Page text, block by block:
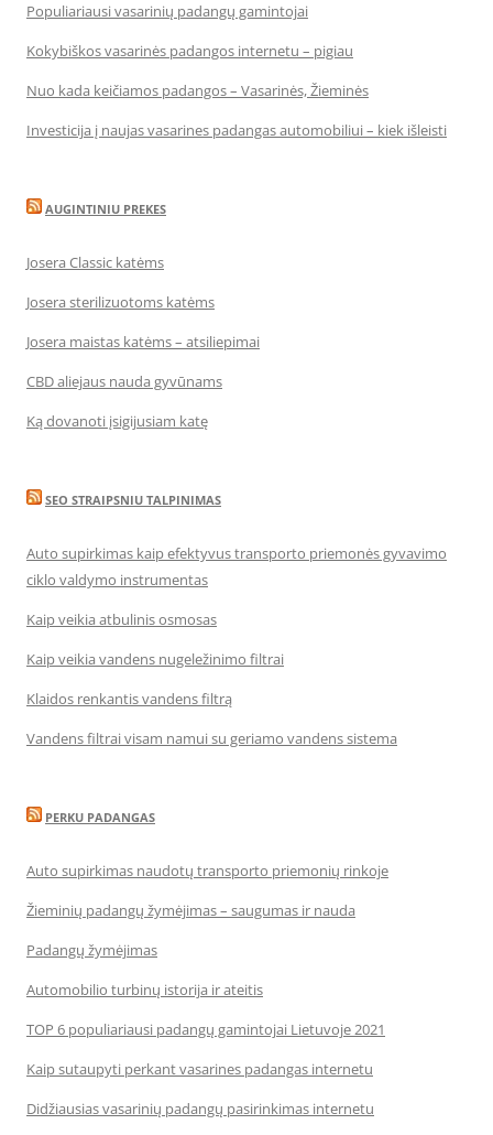
Populiariausi vasarinių padangų gamintojai
Kokybiškos vasarinės padangos internetu – pigiau
Nuo kada keičiamos padangos – Vasarinės, Žieminės
Investicija į naujas vasarines padangas automobiliui – kiek išleisti
AUGINTINIU PREKES
Josera Classic katėms
Josera sterilizuotoms katėms
Josera maistas katėms – atsiliepimai
CBD aliejaus nauda gyvūnams
Ką dovanoti įsigijusiam katę
SEO STRAIPSNIU TALPINIMAS
Auto supirkimas kaip efektyvus transporto priemonės gyvavimo
ciklo valdymo instrumentas
Kaip veikia atbulinis osmosas
Kaip veikia vandens nugeležinimo filtrai
Klaidos renkantis vandens filtrą
Vandens filtrai visam namui su geriamo vandens sistema
PERKU PADANGAS
Auto supirkimas naudotų transporto priemonių rinkoje
Žieminių padangų žymėjimas – saugumas ir nauda
Padangų žymėjimas
Automobilio turbinų istorija ir ateitis
TOP 6 populiariausi padangų gamintojai Lietuvoje 2021
Kaip sutaupyti perkant vasarines padangas internetu
Didžiausias vasarinių padangų pasirinkimas internetu